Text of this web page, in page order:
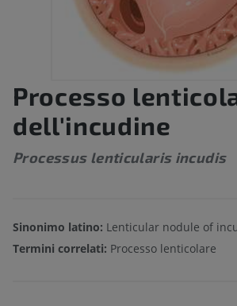
Processo
dell'incudine
Processus lenticularis incudis
Sinonimo latino: Lenticular nodule of
Termini correlati: Processo lenticolare